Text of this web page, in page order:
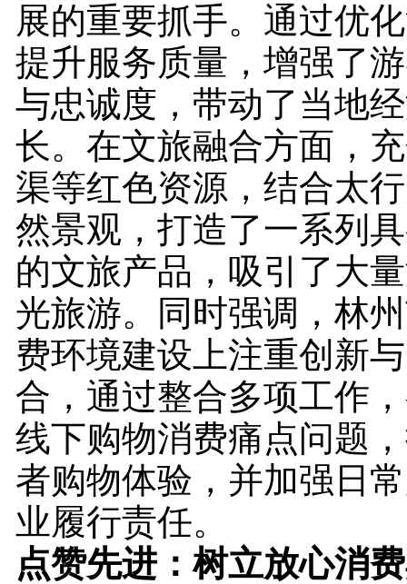
展的重要抓手。通过优
提升服务质量，增强了
与忠诚度，带动了当地
长。在文旅融合方面，
渠等红色资源，结合太
然景观，打造了一系列
的文旅产品，吸引了大
光旅游。同时强调，林
费环境建设上注重创新
合，通过整合多项工作
线下购物消费痛点问题
者购物体验，并加强日
业履行责任。
点赞先进：树立放心消